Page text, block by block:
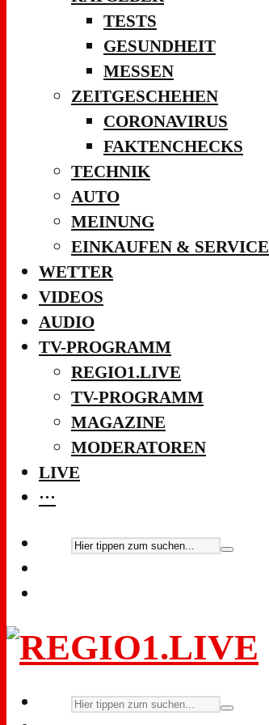
TESTS
GESUNDHEIT
MESSEN
ZEITGESCHEHEN
CORONAVIRUS
FAKTENCHECKS
TECHNIK
AUTO
MEINUNG
EINKAUFEN & SERVICE
WETTER
VIDEOS
AUDIO
TV-PROGRAMM
REGIO1.LIVE
TV-PROGRAMM
MAGAZINE
MODERATOREN
LIVE
···